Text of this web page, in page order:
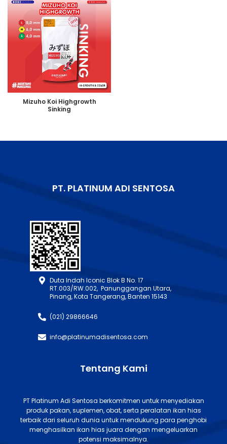
Mizuho Koi Highgrowth
Sinking
PT. PLATINUM ADI SENTOSA
Duta Indah Iconic Blok B No. 17
RT.003/RW.002, Panunggangan Utara,
Pinang, Kota Tangerang, Banten 15143
(021) 29866646
info@platinumadisentosa.com
Tentang Kami
PT Platinum Adi Sentosa berkomitmen untuk menyediakan
produk pakan, suplemen, obat, serta peralatan ikan hias
terbaik dari seluruh dunia untuk mendukung para penghobi
menghasilkan ikan hias juara dengan mengeluarkan
potensi maksimalnya.